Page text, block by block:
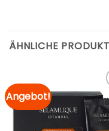
ÄHNLICHE
Angebot!